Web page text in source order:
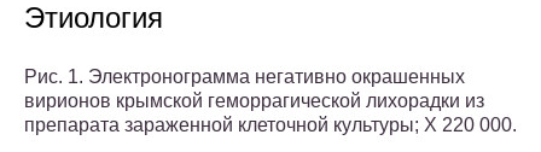
Этиология
Рис. 1. Электронограмма негативно окрашенных
вирионов крымской геморрагической лихорадки из
препарата зараженной клеточной культуры; X 220 000.